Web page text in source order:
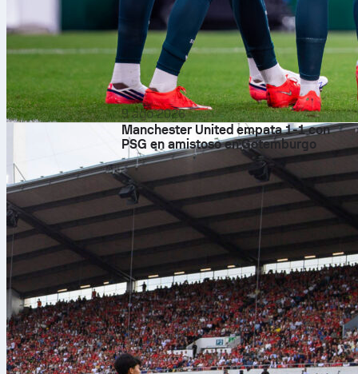
9 ago 2026
Manchester United empata 1-1 con
PSG en amistoso en Gotemburgo